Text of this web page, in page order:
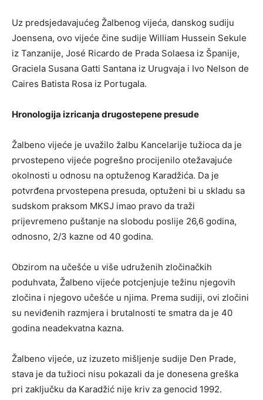
Uz predsjedavajućeg Žalbenog vijeća, danskog sudiju
Joensena, ovo vijeće čine sudije William Hussein Sekule
iz Tanzanije, José Ricardo de Prada Solaesa iz Španije,
Graciela Susana Gatti Santana iz Urugvaja i Ivo Nelson de
Caires Batista Rosa iz Portugala.
Hronologija izricanja drugostepene presude
Žalbeno vijeće je uvažilo žalbu Kancelarije tužioca da je
prvostepeno vijeće pogrešno procijenilo otežavajuće
okolnosti u odnosu na optuženog Karadžića. Da je
potvrđena prvostepena presuda, optuženi bi u skladu sa
sudskom praksom MKSJ imao pravo da traži
prijevremeno puštanje na slobodu poslije 26,6 godina,
odnosno, 2/3 kazne od 40 godina.
Obzirom na učešće u više udruženih zločinačkih
poduhvata, Žalbeno vijeće potcjenjuje težinu njegovih
zločina i njegovo učešće u njima. Prema sudiji, ovi zločini
su neviđenih razmjera i brutalnosti te smatra da je 40
godina neadekvatna kazna.
Žalbeno vijeće, uz izuzeto mišljenje sudije Den Prade,
stava je da tužioci nisu pokazali da je donesena greška
pri zaključku da Karadžić nije kriv za genocid 1992.